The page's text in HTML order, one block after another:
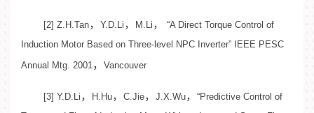
[2] Z.H.Tan， Y.D.Li ， M.Li ，
“A Direct Torque Control of
Induction Motor Based on Three-level NPC Inverter” IEEE PESC
Annual Mtg. 2001 ， Vancouver
[3] Y.D.Li ， H.Hu， C.Jie， J.X.Wu， “Predictive Control of